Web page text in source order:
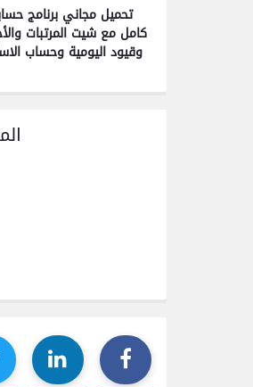
تحميل مجاني برنامج
كامل مع شيت المرتبات
وقيود اليومية وحساب